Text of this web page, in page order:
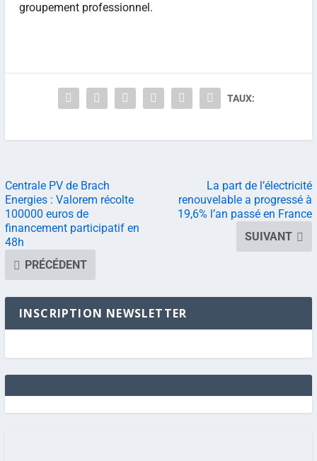
groupement professionnel.
TAUX:
Centrale PV de Brach
Energies : Valorem récolte
100000 euros de
financement participatif en
48h
PRÉCÉDENT
La part de l’électricité
renouvelable a progressé à
19,6% l’an passé en France
SUIVANT
INSCRIPTION NEWSLETTER